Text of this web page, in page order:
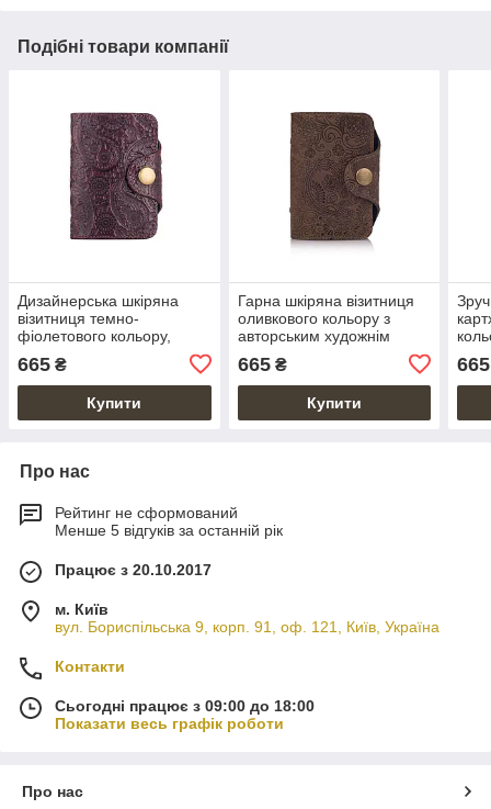
Подібні товари компанії
Дизайнерська шкіряна
візитниця темно-
фіолетового кольору,
665 ₴
Купити
Гарна шкіряна візитниця
оливкового кольору з
авторським художнім
тисненням "Mehendi Art"
665₴
Купити
665
Про нас
Рейтинг не сформований
Менше 5 відгуків за останній рік
Працює з 20.10.2017
м. Київ
вул. Бориспільська 9, корп. 91, оф. 121, Київ, Україна
Контакти
Сьогодні працює з 09:00 до 18:00
Показати весь графік роботи
Про нас